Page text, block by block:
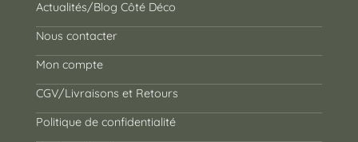
Actualités/Blog Côté Déco
Nous contacter
Mon compte
CGV/Livraisons et Retours
Politique de confidentialité